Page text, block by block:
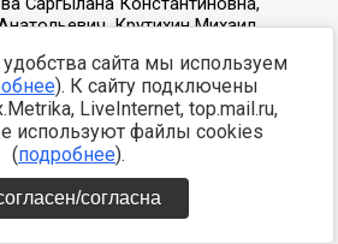
сайта мы используем
). К сайту подключены
LiveInternet, top.mail.ru,
используют файлы cookies
(подробнее).
согласна